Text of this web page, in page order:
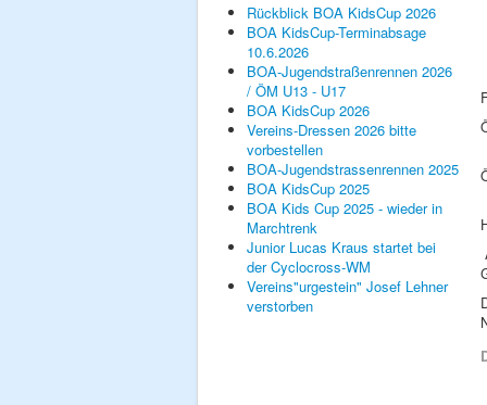
Rückblick BOA KidsCup 2026
BOA KidsCup-Terminabsage
10.6.2026
BOA-Jugendstraßenrennen 2026
/ ÖM U13 - U17
BOA KidsCup 2026
Vereins-Dressen 2026 bitte
vorbestellen
BOA-Jugendstrassenrennen 2025
BOA KidsCup 2025
BOA Kids Cup 2025 - wieder in
Marchtrenk
Junior Lucas Kraus startet bei
der Cyclocross-WM
Vereins"urgestein" Josef Lehner
verstorben